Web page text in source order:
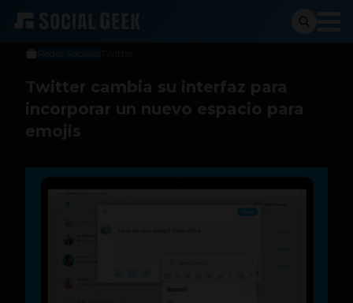
Jeniffer Espinosa
30 de enero de 2019
Twitter cambia su interfaz para
incorporar un nuevo espacio para
emojis